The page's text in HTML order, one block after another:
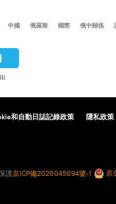
中國 俄羅斯 國際 俄中關係
和自動日誌記錄政策 隱私政策
護京ICP備2020045094號-1 京